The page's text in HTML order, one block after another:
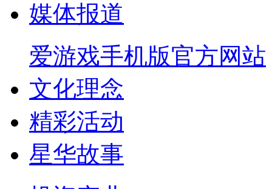
媒体报道
爱游戏手机版官方网站
文化理念
精彩活动
星华故事